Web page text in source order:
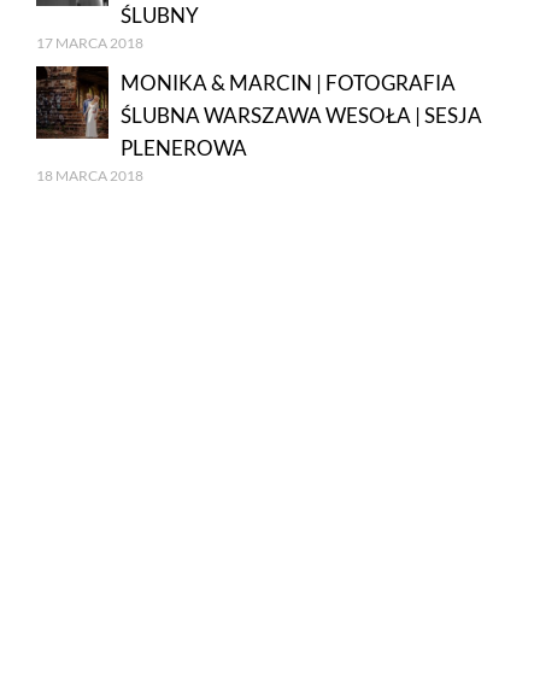
ŚLUBNY
17 MARCA 2018
MONIKA & MARCIN | FOTOGRAFIA
ŚLUBNA WARSZAWA WESOŁA | SESJA
PLENEROWA
18 MARCA 2018